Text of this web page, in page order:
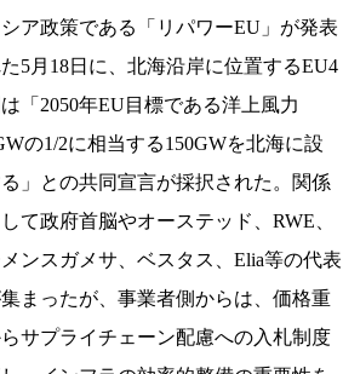
ア政策である「リパワーEU」が発表
5月18日に、北海沿岸に位置するEU4
「2050年EU目標である洋上風力
の1/2に相当する150GWを北海に設
」との共同宣言が採択された。関係
て政府首脳やオーステッド、RWE、
ンスガメサ、ベスタス、Elia等の代表
まったが、事業者側からは、価格重
サプライチェーン配慮への入札制度